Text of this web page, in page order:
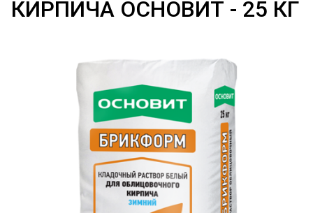
КИРПИЧА ОСНОВИТ - 25 КГ